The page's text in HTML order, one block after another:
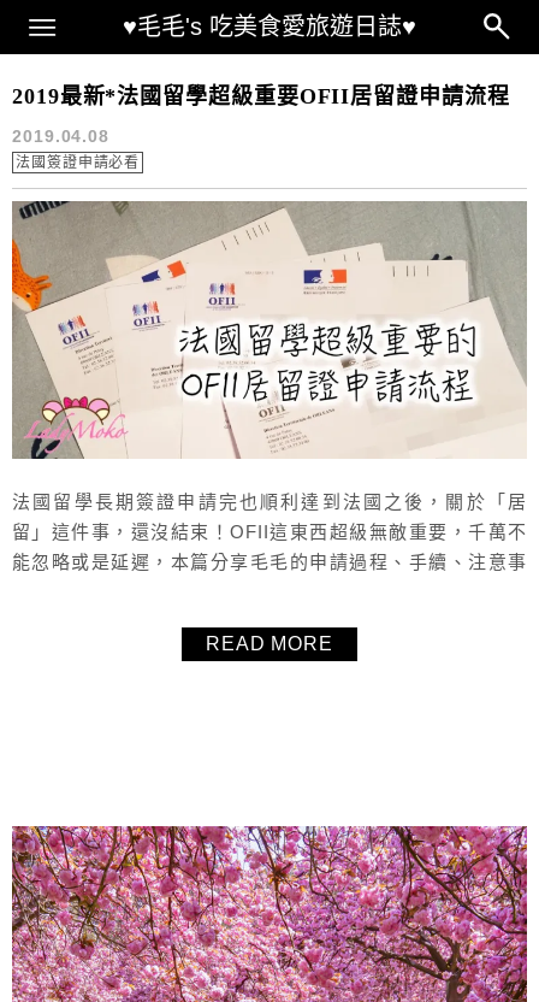
♥毛毛's 吃美食愛旅遊日誌♥
Main Menu
l’Office Français de l’Immigration et de l’Intégration
2019最新*法國留學超級重要OFII居留證申請流程
2019.04.08
法國簽證申請必看
法國留學長期簽證申請完也順利達到法國之後，關於「居
留」這件事，還沒結束！OFII這東西超級無敵重要，千萬不
能忽略或是延遲，本篇分享毛毛的申請過程、手續、注意事
READ MORE
About